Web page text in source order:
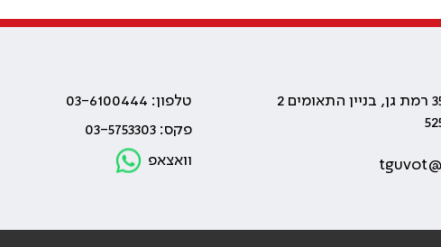
טלפון: 03-6100444
פקס: 03-5753303
וואצאפ